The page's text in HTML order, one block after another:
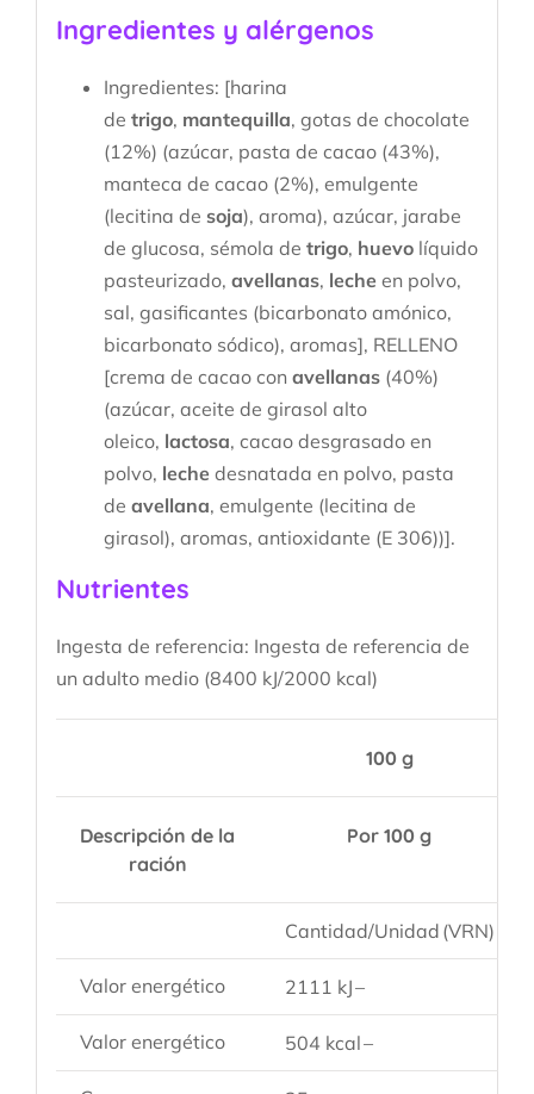
Ingredientes y alérgenos
Ingredientes: [harina
de trigo, mantequilla, gotas de chocolate
(12%) (azúcar, pasta de cacao (43%),
manteca de cacao (2%), emulgente
(lecitina de soja), aroma), azúcar, jarabe
de glucosa, sémola de trigo, huevolíquido
pasteurizado, avellanas, leche en polvo,
sal, gasificantes (bicarbonato amónico,
bicarbonato sódico), aromas], RELLENO
[crema de cacao conavellanas(40%)
(azúcar, aceite de girasol alto
oleico, lactosa, cacao desgrasado en
polvo, leche desnatada en polvo, pasta
de avellana, emulgente (lecitina de
girasol), aromas, antioxidante (E 306))].
Nutrientes
Ingesta de referencia: Ingesta de referencia de
un adulto medio (8400 kJ/2000 kcal)
100 g
Descripción de la
ración
Por 100 g
Cantidad/Unidad (VRN)
Valor energético 2111 kJ–
Valor energético 504 kcal–